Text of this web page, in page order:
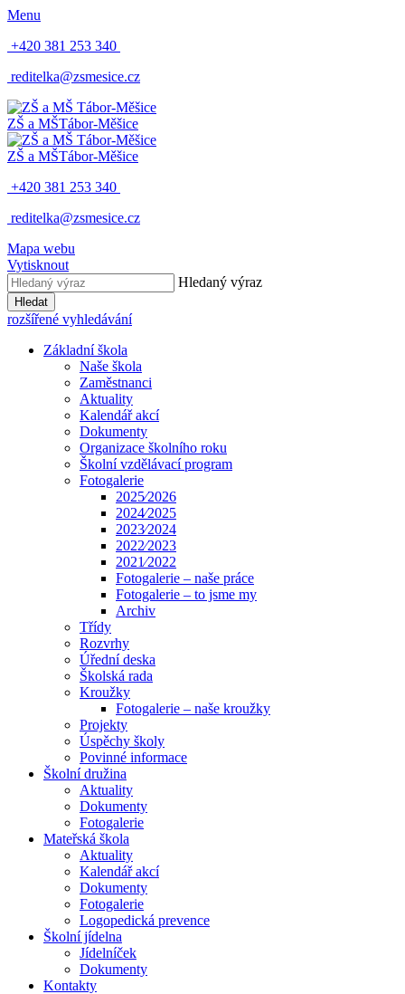
Menu
+420 381 253 340
reditelka@zsmesice.cz
ZŠ a MŠTábor-Měšice
ZŠ a MŠTábor-Měšice
+420 381 253 340
reditelka@zsmesice.cz
Mapa webu
Vytisknout
Hledaný výraz
Hledat
rozšířené vyhledávání
Základní škola
Naše škola
Zaměstnanci
Aktuality
Kalendář akcí
Dokumenty
Organizace školního roku
Školní vzdělávací program
Fotogalerie
2025⁄2026
2024⁄2025
2023⁄2024
2022⁄2023
2021⁄2022
Fotogalerie – naše práce
Fotogalerie – to jsme my
Archiv
Třídy
Rozvrhy
Úřední deska
Školská rada
Kroužky
Fotogalerie – naše kroužky
Projekty
Úspěchy školy
Povinné informace
Školní družina
Aktuality
Dokumenty
Fotogalerie
Mateřská škola
Aktuality
Kalendář akcí
Dokumenty
Fotogalerie
Logopedická prevence
Školní jídelna
Jídelníček
Dokumenty
Kontakty